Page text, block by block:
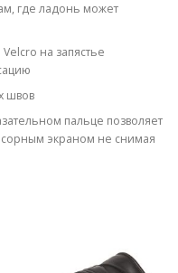
где ладонь может
на запястье
швов
пальце позволяет
экраном не снимая